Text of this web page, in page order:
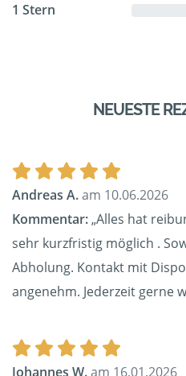
1 Stern
NEUESTE
Andreas A.am 10.06.2026
Kommentar:„Alles hat
sehr kurzfristig möglich .
Abholung. Kontakt mit
angenehm. Jederzeit gerne
Johannes W.am 16.01.2026